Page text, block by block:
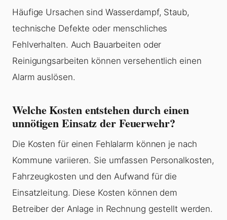
Häufige Ursachen sind Wasserdampf, Staub,
technische Defekte oder menschliches
Fehlverhalten. Auch Bauarbeiten oder
Reinigungsarbeiten können versehentlich einen
Alarm auslösen.
Welche Kosten entstehen durch einen
unnötigen Einsatz der Feuerwehr?
Die Kosten für einen Fehlalarm können je nach
Kommune variieren. Sie umfassen Personalkosten,
Fahrzeugkosten und den Aufwand für die
Einsatzleitung. Diese Kosten können dem
Betreiber der Anlage in Rechnung gestellt werden.